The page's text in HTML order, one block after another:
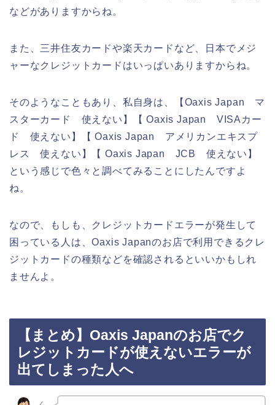
などがありますからね。
また、三井住友カードや楽天カードなど、日本でメジ
ャーなクレジットカードはいっぱいありますからね。
そのようなこともあり、私自身は、【Oaxis Japan マ
スターカード 使えない】【 Oaxis Japan VISAカー
ド 使えない】【 Oaxis Japan アメリカンエキスプ
レス 使えない】【 Oaxis Japan JCB 使えない】
という感じで色々と調べてみることにしたんですよ
ね。
なので、もしも、クレジットカードエラーが発生して
困っている人は、Oaxis Japanのお店で利用できるクレ
ジットカードの種類などを確認されるといいかもしれ
ませんよ。
【まとめ】Oaxis Japanのお店でク
レジットカードが使えないエラーが
出てしまった人へ